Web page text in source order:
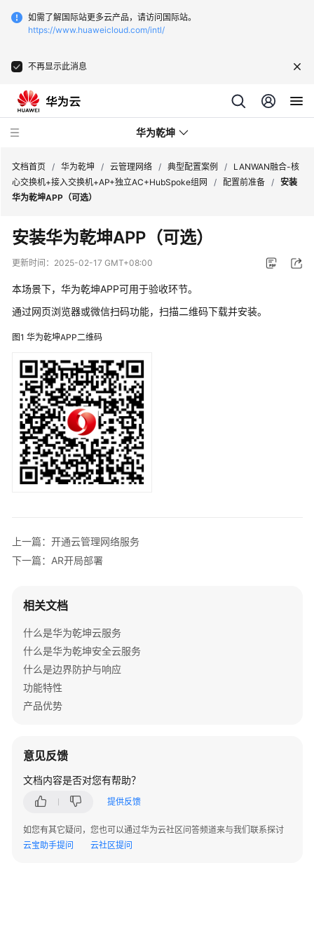
如需了解国际站更多云产品，请访问国际站。
https://www.huaweicloud.com/intl/
不再显示此消息
华为乾坤
全
云
服
云
管
理
络
典
型
配
置
案
例
组
网
AP
组
网
景
网
场
换
机
文档首页 / 华为乾坤 / 云管理网络 / 典型配置案例 /
LANWAN融合-核
心交换机+接入交换机+AP+独立AC+HubSpoke组网
/ 配置前准备 / 安装
华为乾坤APP（可选）
安装华为乾坤APP（可选）
更新时间： 2025-02-17 GMT+08:00
本场景下，华为乾坤APP可用于验收环节。
通过网页浏览器或微信扫码功能，扫描二维码下载并安装。
图1 华为乾坤APP二维码
上一篇：开通云管理网络服务
下一篇：AR开局部署
相关文档
什么是华为乾坤云服务
什么是华为乾坤安全云服务
什么是边界防护与响应
功能特性
产品优势
意见反馈
文档内容是否对您有帮助？
提供反馈
如您有其它疑问，您也可以通过华为云社区问答频道来与我们联系探讨
云宝助手提问
云社区提问